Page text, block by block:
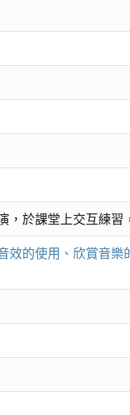
於課堂上交互練習
的使用、欣賞音